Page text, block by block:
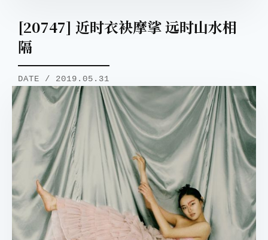
[20747] 近时衣袂摩挲 远时山水相
隔
DATE / 2019.05.31